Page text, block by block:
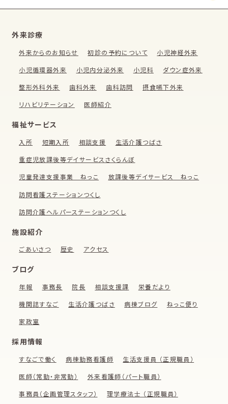
外来診療
外来からのお知らせ 初診の予約について 小児神経外来
小児循環器外来 小児内分泌外来 小児科 ダウン症外来
整形外科外来 歯科外来 歯科訪問 摂食嚥下外来
リハビリテーション 医師紹介
福祉サービス
入所 短期入所 相談支援 生活介護つばさ
重症児放課後等デイサービスさくらんぼ
児童発達支援事業 ねっこ 放課後等デイサービス ねっこ
訪問看護ステーションつくし
訪問介護ヘルパーステーションつくし
施設紹介
ごあいさつ 歴史 アクセス
ブログ
年報 事務長 院長 相談支援課 栄養だより
機関誌すなご 生活介護つばさ 病棟ブログ ねっこ便り
家政室
採用情報
すなごで働く 病棟勤務看護師 生活支援員 （正規職員）
医師（常勤・非常勤） 外来看護師（パート職員）
事務員（企画管理スタッフ） 理学療法士 （正規職員）